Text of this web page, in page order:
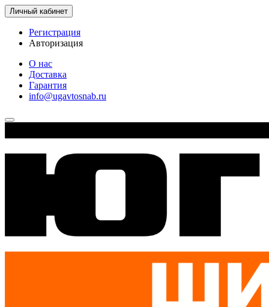
Личный кабинет
Регистрация
Авторизация
О нас
Доставка
Гарантия
info@ugavtosnab.ru